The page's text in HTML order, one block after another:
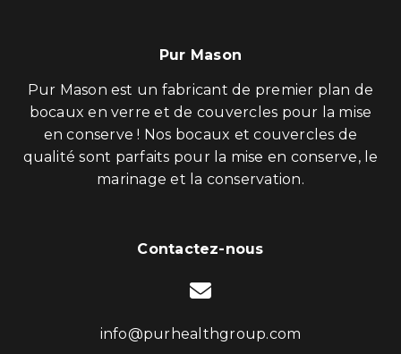
Pur Mason
Pur Mason est un fabricant de premier plan de
bocaux en verre et de couvercles pour la mise
en conserve ! Nos bocaux et couvercles de
qualité sont parfaits pour la mise en conserve, le
marinage et la conservation.
Contactez-nous
info@purhealthgroup.com